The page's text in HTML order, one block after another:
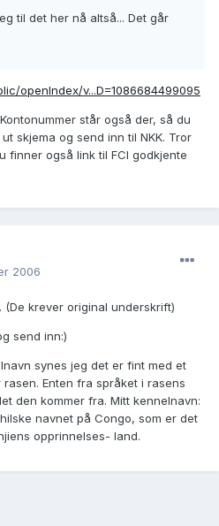
til det her nå altså... Det går
openIndex/v...D=1086684499095
står også der, så du
skjema og send inn til NKK. Tror
finner også link til FCI godkjente
2006
(De krever original underskrift)
send inn:)
synes jeg det er fint med et
Enten fra språket i rasens
den kommer fra. Mitt kennelnavn:
navnet på Congo, som er det
opprinnelses- land.